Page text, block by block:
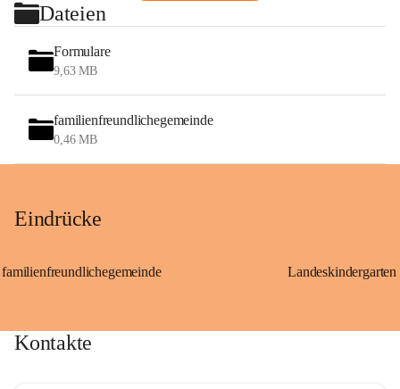
Dateien
Formulare
9,63 MB
familienfreundlichegemeinde
0,46 MB
Eindrücke
familienfreundlichegemeinde
Kontakte